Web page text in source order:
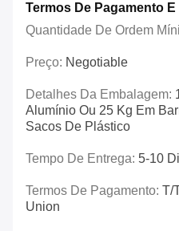
Termos De Pagamento
Quantidade De Ordem
Preço: Negotiable
Detalhes Da Embalagem:
Alumínio Ou 25 Kg Em
Sacos De Plástico
Tempo De Entrega: 5-10
Termos De Pagamento: T/
Union